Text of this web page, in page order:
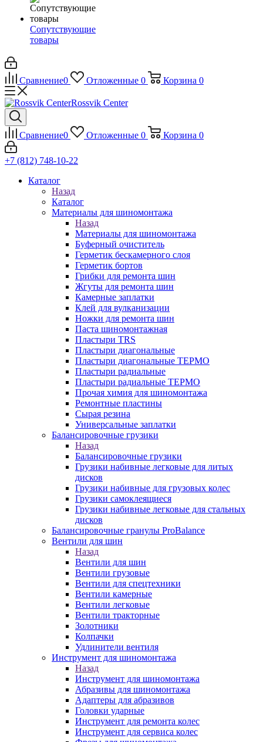
Сопутствующие
товары
Сравнение0 Отложенные 0 Корзина 0
Rossvik Center
Сравнение0 Отложенные 0 Корзина 0
+7 (812) 748-10-22
Каталог
Назад
Каталог
Материалы для шиномонтажа
Назад
Материалы для шиномонтажа
Буферный очиститель
Герметик бескамерного слоя
Герметик бортов
Грибки для ремонта шин
Жгуты для ремонта шин
Камерные заплатки
Клей для вулканизации
Ножки для ремонта шин
Паста шиномонтажная
Пластыри TRS
Пластыри диагональные
Пластыри диагональные ТЕРМО
Пластыри радиальные
Пластыри радиальные ТЕРМО
Прочая химия для шиномонтажа
Ремонтные пластины
Сырая резина
Универсальные заплатки
Балансировочные грузики
Назад
Балансировочные грузики
Грузики набивные легковые для литых
дисков
Грузики набивные для грузовых колес
Грузики самоклеящиеся
Грузики набивные легковые для стальных
дисков
Балансировочные гранулы ProBalance
Вентили для шин
Назад
Вентили для шин
Вентили грузовые
Вентили для спецтехники
Вентили камерные
Вентили легковые
Вентили тракторные
Золотники
Колпачки
Удлинители вентиля
Инструмент для шиномонтажа
Назад
Инструмент для шиномонтажа
Абразивы для шиномонтажа
Адаптеры для абразивов
Головки ударные
Инструмент для ремонта колес
Инструмент для сервиса колес